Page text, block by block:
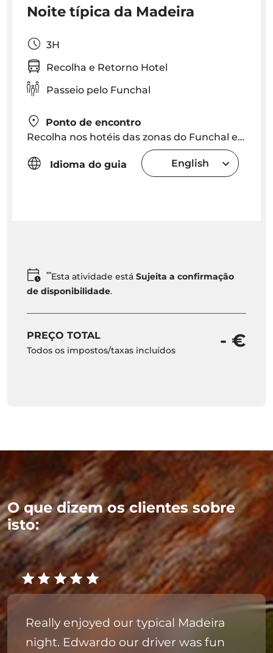
Noite típica da Madeira
3H
Recolha e Retorno Hotel
Passeio pelo Funchal
Ponto de encontro
Recolha nos hotéis das zonas do Funchal e do Caniço. O horário de recolha será combinado dependendo da localização
Idioma do guia English
**Esta atividade está Sujeita a confirmação
de disponibilidade.
PREÇO TOTAL
Todos os impostos/taxas incluídos - €
O que dizem os clientes sobre
isto:
Really enjoyed our typical Madeira
night. Edwardo our driver was fun